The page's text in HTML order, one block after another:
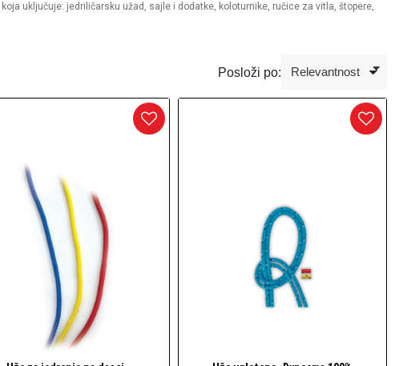
uključuje: jedriličarsku užad, sajle i dodatke, koloturnike, ručice za vitla, štopere,
Posloži po: